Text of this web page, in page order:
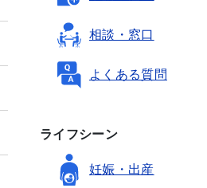
相談・窓口
よくある質問
ライフシーン
妊娠・出産